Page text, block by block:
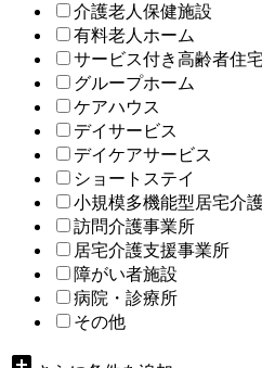
介護老人保健施設
有料老人ホーム
サービス付き高齢者住宅
グループホーム
ケアハウス
デイサービス
デイケアサービス
ショートステイ
小規模多機能型居宅介
訪問介護事業所
居宅介護支援事業所
障がい者施設
病院・診療所
その他